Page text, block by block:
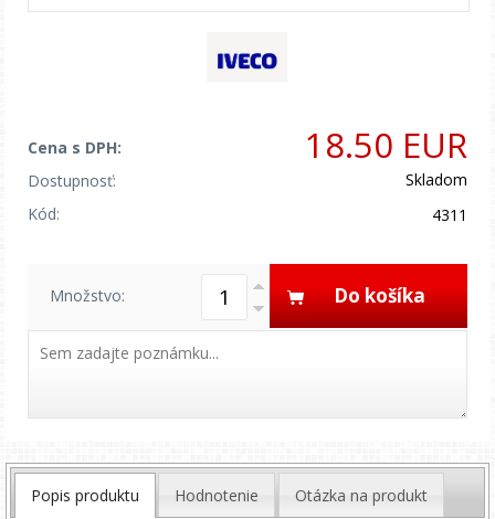
Cena s DPH: 18.50 EUR
Dostupnosť:
Skladom
Kód:
4311
Množstvo: Do košíka
Popis produktu Hodnotenie Otázka na produkt